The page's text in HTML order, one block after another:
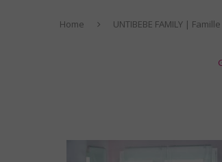
Home UNTIBEBE FAMILY |